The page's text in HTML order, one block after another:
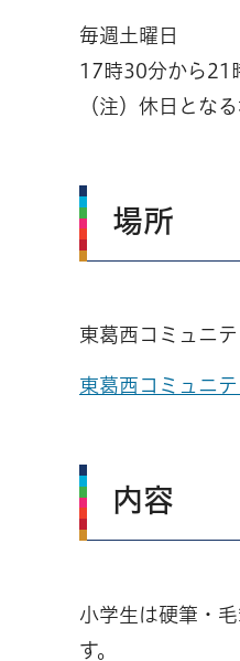
毎週土曜日
17時30分から21
（注）休日とな
場所
東葛西コミュニ
東葛西コミュニ
内容
小学生は硬筆・
す。